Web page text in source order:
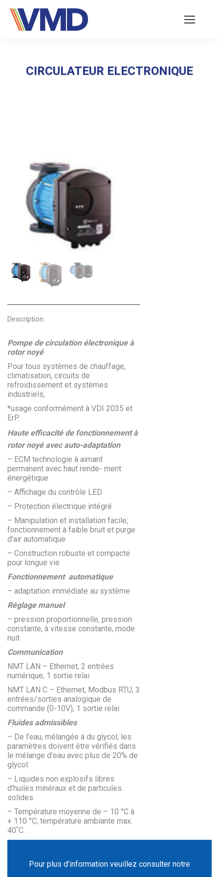
CIRCULATEUR ELECTRONIQUE
Description
Pompe de circulation électronique à
rotor noyé
Pour tous systèmes de chauffage,
climatisation, circuits de
refroidissement et systèmes
industriels,
*usage conformément à VDI 2035 et
ErP.
Haute efficacité de fonctionnement à
rotor noyé avec auto-adaptation
– ECM technologie à aimant
permanent avec haut rende- ment
énergétique
– Affichage du contrôle LED
– Protection électrique intégré
– Manipulation et installation facile,
fonctionnement à faible bruit et purge
d’air automatique
– Construction robuste et compacte
pour longue vie
Fonctionnement automatique
– adaptation immédiate au système
Réglage manuel
– pression proportionnelle, pression
constante, à vitesse constante, mode
nuit
Communication
NMT LAN – Ethernet, 2 entrées
numérique, 1 sortie relai
NMT LAN C – Ethernet, Modbus RTU, 3
entrées/sorties analogique de
commande (0-10V), 1 sortie relai
Fluides admissibles
– De l’eau, mélangée à du glycol, les
paramètres doivent être vérifiés dans
le mélange d’eau avec plus de 20% de
glycol.
– Liquides non explosifs libres
d’huiles minéraux et de particules
solides.
– Température moyenne de – 10 °C à
+ 110 °C, température ambiante max.
40˚C.
Pour plus d'information veuillez consulter notre